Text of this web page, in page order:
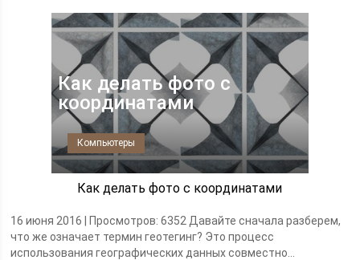
Как делать фото с
координатами
Компьютеры
Как делать фото с координатами
16 июня 2016 | Просмотров: 6352 Давайте сначала разберем,
что же означает термин геотегинг? Это процесс
использования географических данных совместно...